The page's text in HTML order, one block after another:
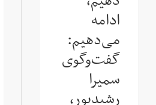
ادامه
می‌دهیم:
گفت‌وگوی
سمیرا
رشیدپور،